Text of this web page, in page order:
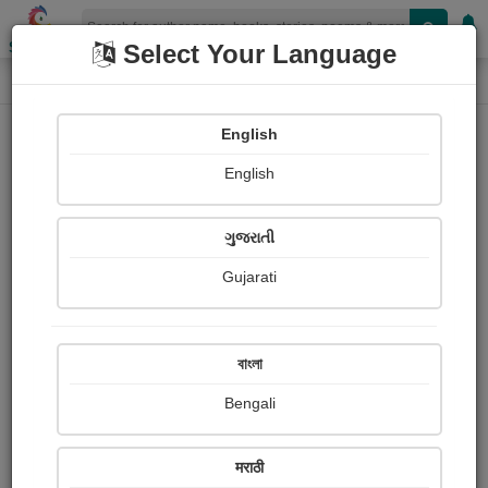
Shopizen
Home Audios
Dr Satywan Saurabh
Received Ratings
Share with your friends :
Select Your Language
English
English
ગુજરાતી
Gujarati
বাংলা
Bengali
मराठी